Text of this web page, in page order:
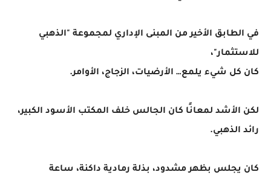
في الطابق الأخير من المبنى الإداري لمجموعة "الذهبي
للاستثمار"،
كان كل شيء يلمع… الأرضيات، الزجاج، الأوامر.
لكن الأشد لمعانًا كان الجالس خلف المكتب الأسود الكبير،
رائد الذهبي.
كان يجلس بظهر مشدود، بذلة رمادية داكنة، ساعة